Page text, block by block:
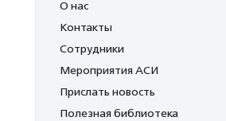
О нас
Контакты
Сотрудники
Мероприятия АСИ
Прислать новость
Полезная библиотека